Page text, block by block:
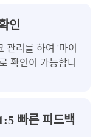
인
관리를 하여 '마이
확인이 가능합니
빠른 피드백